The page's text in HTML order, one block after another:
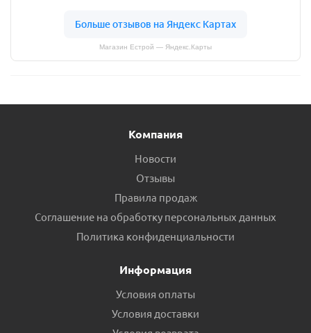
Магазин Естрой — Яндекс.Карты
Компания
Новости
Отзывы
Правила продаж
Соглашение на обработку персональных данных
Политика конфиденциальности
Информация
Условия оплаты
Условия доставки